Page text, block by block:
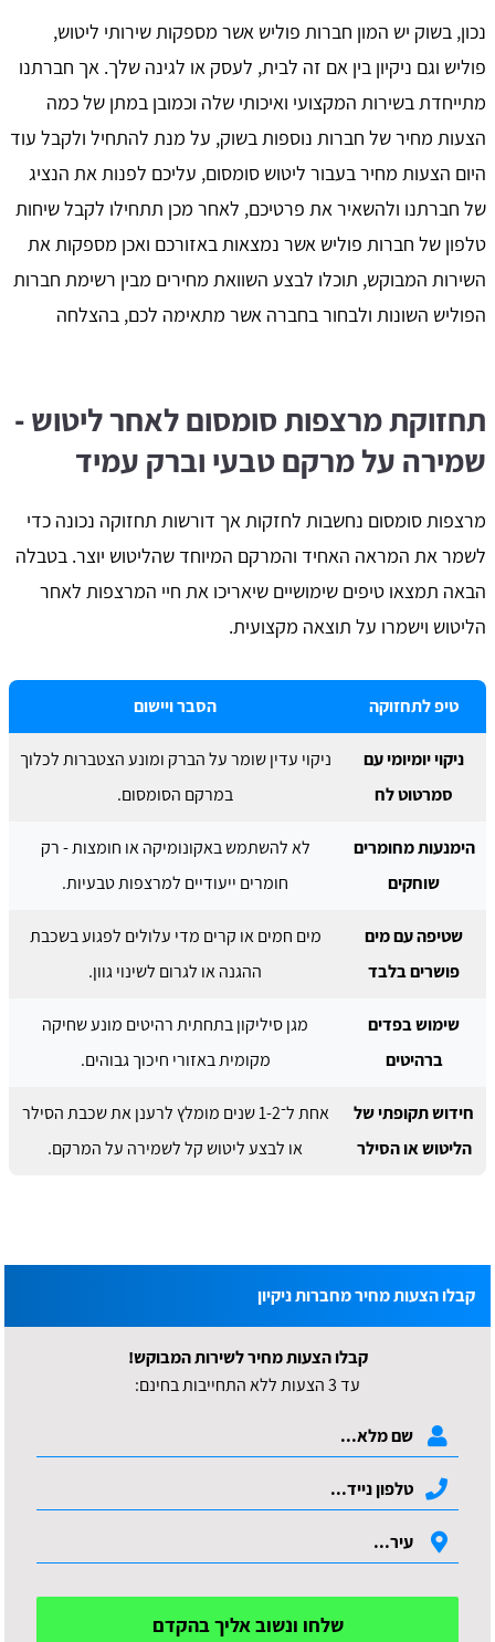
נכון, בשוק יש המון חברות פוליש אשר מספקות שירותי ליטוש,
פוליש וגם ניקיון בין אם זה לבית, לעסק או לגינה שלך. אך חברתנו
מתייחדת בשירות המקצועי ואיכותי שלה וכמובן במתן של כמה
הצעות מחיר של חברות נוספות בשוק, על מנת להתחיל ולקבל עוד
היום הצעות מחיר בעבור ליטוש סומסום, עליכם לפנות את הנציג
של חברתנו ולהשאיר את פרטיכם, לאחר מכן תתחילו לקבל שיחות
טלפון של חברות פוליש אשר נמצאות באזורכם ואכן מספקות את
השירות המבוקש, תוכלו לבצע השוואת מחירים מבין רשימת חברות
הפוליש השונות ולבחור בחברה אשר מתאימה לכם, בהצלחה
תחזוקת מרצפות סומסום לאחר ליטוש -
שמירה על מרקם טבעי וברק עמיד
מרצפות סומסום נחשבות לחזקות אך דורשות תחזוקה נכונה כדי
לשמר את המראה האחיד והמרקם המיוחד שהליטוש יוצר. בטבלה
הבאה תמצאו טיפים שימושיים שיאריכו את חיי המרצפות לאחר
הליטוש וישמרו על תוצאה מקצועית.
טיפ לתחזוקה הסבר ויישום
ניקוי יומיומי עם
סמרטוט לח
ניקוי עדין שומר על הברק ומונע הצטברות לכלוך
במרקם הסומסום.
הימנעות מחומרים
שוחקים
לא להשתמש באקונומיקה או חומצות - רק
חומרים ייעודיים למרצפות טבעיות.
שטיפה עם מים
פושרים בלבד
מים חמים או קרים מדי עלולים לפגוע בשכבת
ההגנה או לגרום לשינוי גוון.
שימוש בפדים
ברהיטים
מגן סיליקון בתחתית רהיטים מונע שחיקה
מקומית באזורי חיכוך גבוהים.
חידוש תקופתי של
הליטוש או הסילר
אחת ל־1-2 שנים מומלץ לרענן את שכבת הסילר
או לבצע ליטוש קל לשמירה על המרקם.
קבלו הצעות מחיר מחברות ניקיון
קבלו הצעות מחיר לשירות המבוקש!
עד 3 הצעות ללא התחייבות בחינם:
שלחו ונשוב אליך בהקדם